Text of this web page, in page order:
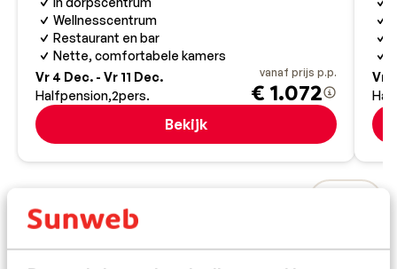
Wellnesscentrum
Restaurant en bar
Nette, comfortabele kamers
Vr 4 Dec. - Vr 11 Dec.
Halfpension 2pers.
vanaf prijs p.p.
€ 1.072
Bekijk
Vr
Bestemmingen